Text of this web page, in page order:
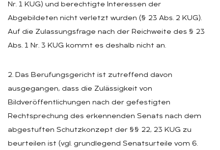
Nr. 1 KUG) und berechtigte Interessen der
Abgebildeten nicht verletzt wurden (§ 23 Abs. 2 KUG).
Auf die Zulassungsfrage nach der Reichweite des § 23
Abs. 1 Nr. 3 KUG kommt es deshalb nicht an.
2. Das Berufungsgericht ist zutreffend davon
ausgegangen, dass die Zulässigkeit von
Bildveröffentlichungen nach der gefestigten
Rechtsprechung des erkennenden Senats nach dem
abgestuften Schutzkonzept der §§ 22, 23 KUG zu
beurteilen ist (vgl. grundlegend Senatsurteile vom 6.